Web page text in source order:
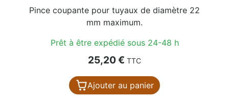
Pince coupante pour tuyaux de diamètre 22
mm maximum.
Prêt à être expédié sous 24-48 h
Prix
25,20 € TTC
Ajouter au panier